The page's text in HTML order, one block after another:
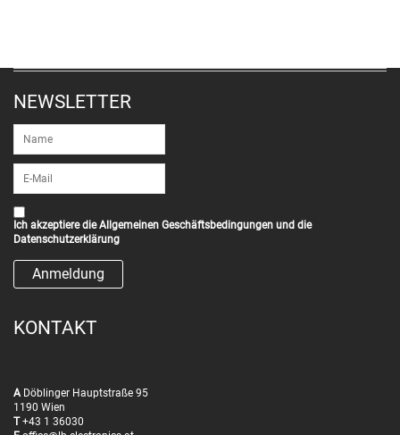
NEWSLETTER
Ich akzeptiere dieAllgemeinen Geschäftsbedingungen und die
Datenschutzerklärung
KONTAKT
A Döblinger Hauptstraße 95
1190 Wien
T+43 1 36030